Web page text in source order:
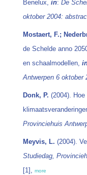
Benelux, in: De
oktober 2004:
Mostaert, F.;
de Schelde anno
en schaalmodellen,
Antwerpen 6 oktober
Donk, P. (2004).
Provinciehuis
Meyvis, L. (2004).
Studiedag,
[1], more